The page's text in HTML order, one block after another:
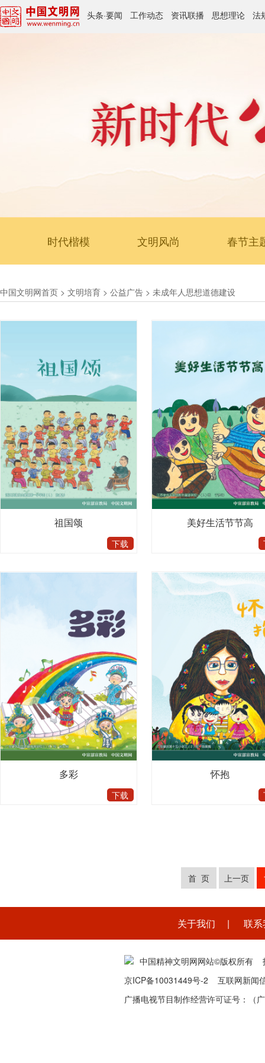
头条·要闻 工作动态 资讯联播 思想理论 法
时代楷模 文明风尚 春节主
中国文明网首页 > 文明培育 > 公益广告 > 未成年人思想道德建设
祖国颂
下载
美好生活节节高
多彩
下载
怀抱
首 页 上一页
关于我们 | 联
中国精神文明网网站©版权所有
京ICP备10031449号-2 互联网新闻
广播电视节目制作经营许可证号：（